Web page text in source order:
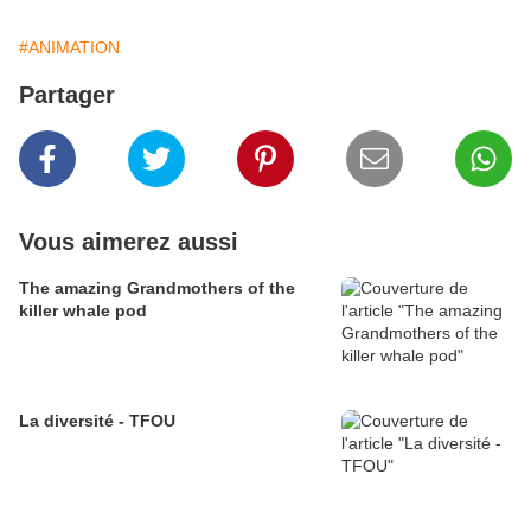
#ANIMATION
Partager
Vous aimerez aussi
The amazing Grandmothers of the
killer whale pod
La diversité - TFOU